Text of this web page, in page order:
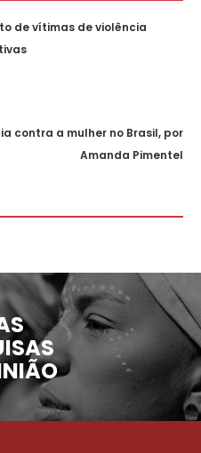
de vítimas de violência
contra a mulher no Brasil, por
Amanda Pimentel